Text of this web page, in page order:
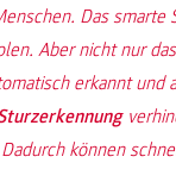
Das smarte
Aber nicht nur
erkannt und
können